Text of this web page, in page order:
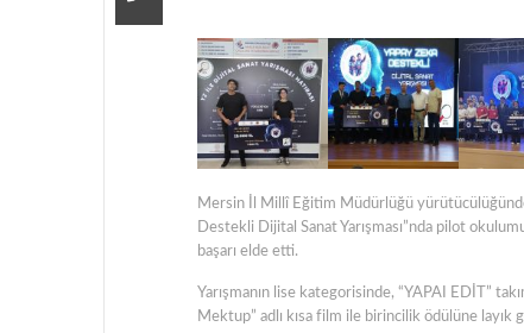
Mersin İl Millî Eğitim Müdürlüğü
Destekli Dijital Sanat Yarışması”nda pilot
başarı elde etti.
Yarışmanın lise kategorisinde, “YAPAI EDİT”
Mektup” adlı kısa film ile birincilik ödülüne layık